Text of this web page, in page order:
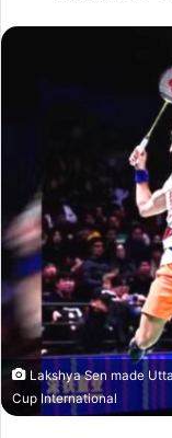
Lakshya Sen made
Cup International